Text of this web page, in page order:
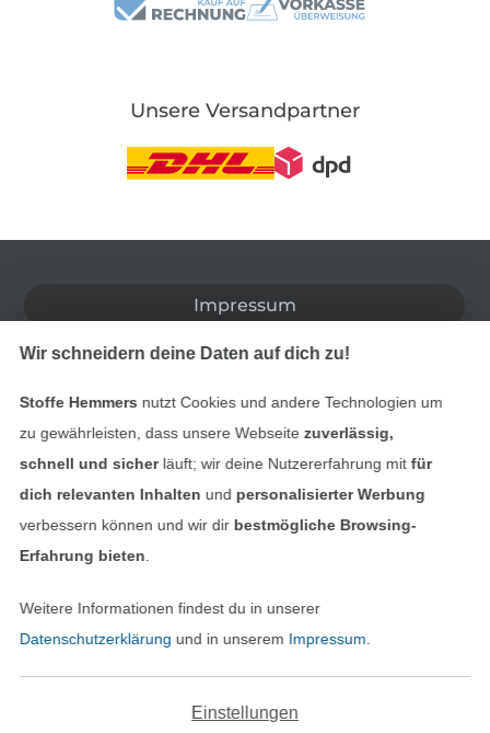
Unsere Versandpartner
Impressum
AGB
Datenschutz
Widerrufsrecht
Kontakt
Finde mehr Inspiration
Wir schneidern deine Daten auf dich zu!
Stoffe Hemmers nutzt Cookies und andere Technologien um
zu gewährleisten, dass unsere Webseite zuverlässig,
schnell und sicherläuft; wir deine Nutzererfahrung mitfür
dich relevanten Inhalten und personalisierter Werbung
verbessern können und wir dir bestmögliche Browsing-
Erfahrung bieten
Weitere Informationen findest du in unserer
Datenschutzerklärung und in unserem Impressum
Einstellungen